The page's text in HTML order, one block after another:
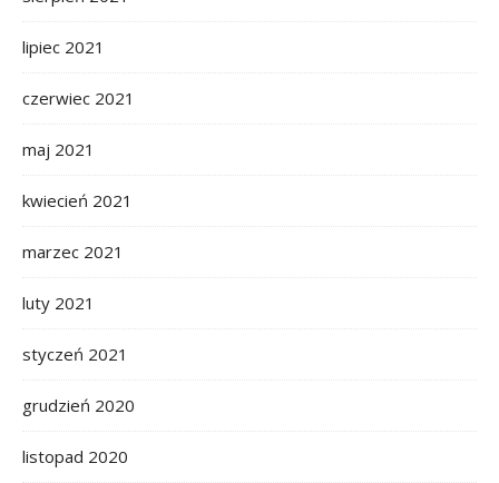
lipiec 2021
czerwiec 2021
maj 2021
kwiecień 2021
marzec 2021
luty 2021
styczeń 2021
grudzień 2020
listopad 2020